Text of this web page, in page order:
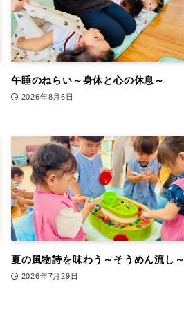
午睡のねらい～身体と心の休息～
2026年8月6日
夏の風物詩を味わう～そうめん流し～
2026年7月29日